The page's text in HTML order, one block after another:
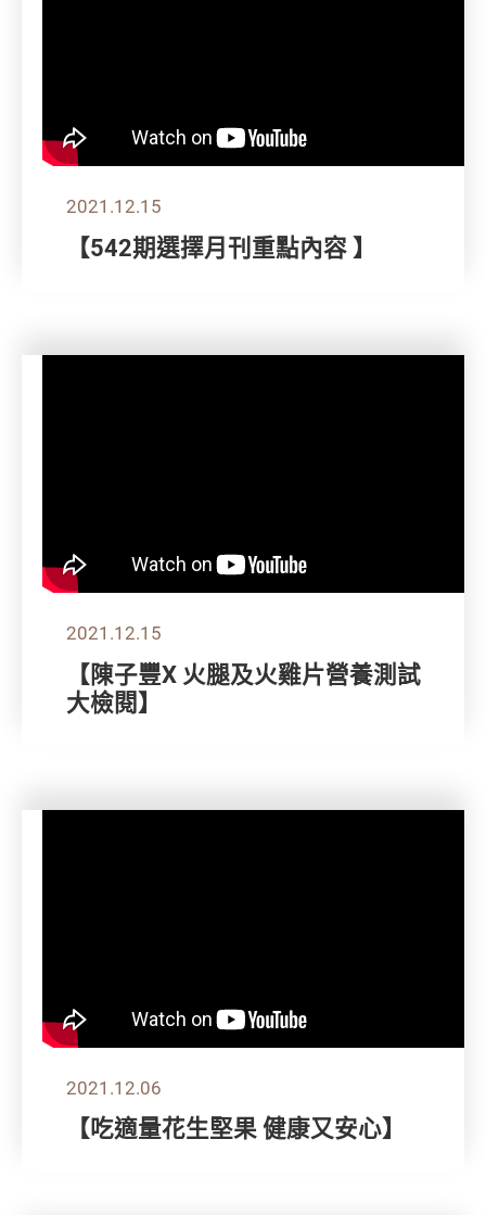
2021.12.15
【542期選擇月刊重點內容 】
2021.12.15
【陳子豐X 火腿及火雞片營養測試
大檢閱】
2021.12.06
【吃適量花生堅果 健康又安心】